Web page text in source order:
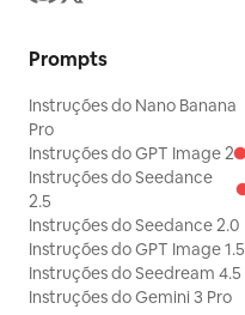
Prompts
Instruções do Nano Banana
Pro
Instruções do GPT Image 2
Instruções do Seedance
2.5
Instruções do Seedance 2.0
Instruções do GPT Image 1.5
Instruções do Seedream 4.5
Instruções do Gemini 3 Pro